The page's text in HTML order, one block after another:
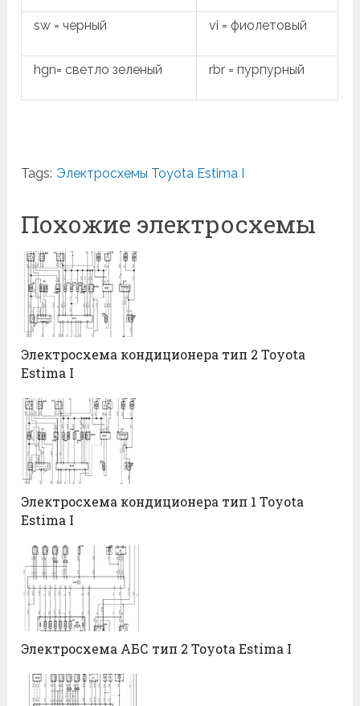
sw = черный vi = фиолетовый
hgn= светло зеленый rbr = пурпурный
Tags: Электросхемы Toyota Estima I
Похожие электросхемы
Электросхема кондиционера тип 2 Toyota
Estima I
Электросхема кондиционера тип 1 Toyota
Estima I
Электросхема АБС тип 2 Toyota Estima I